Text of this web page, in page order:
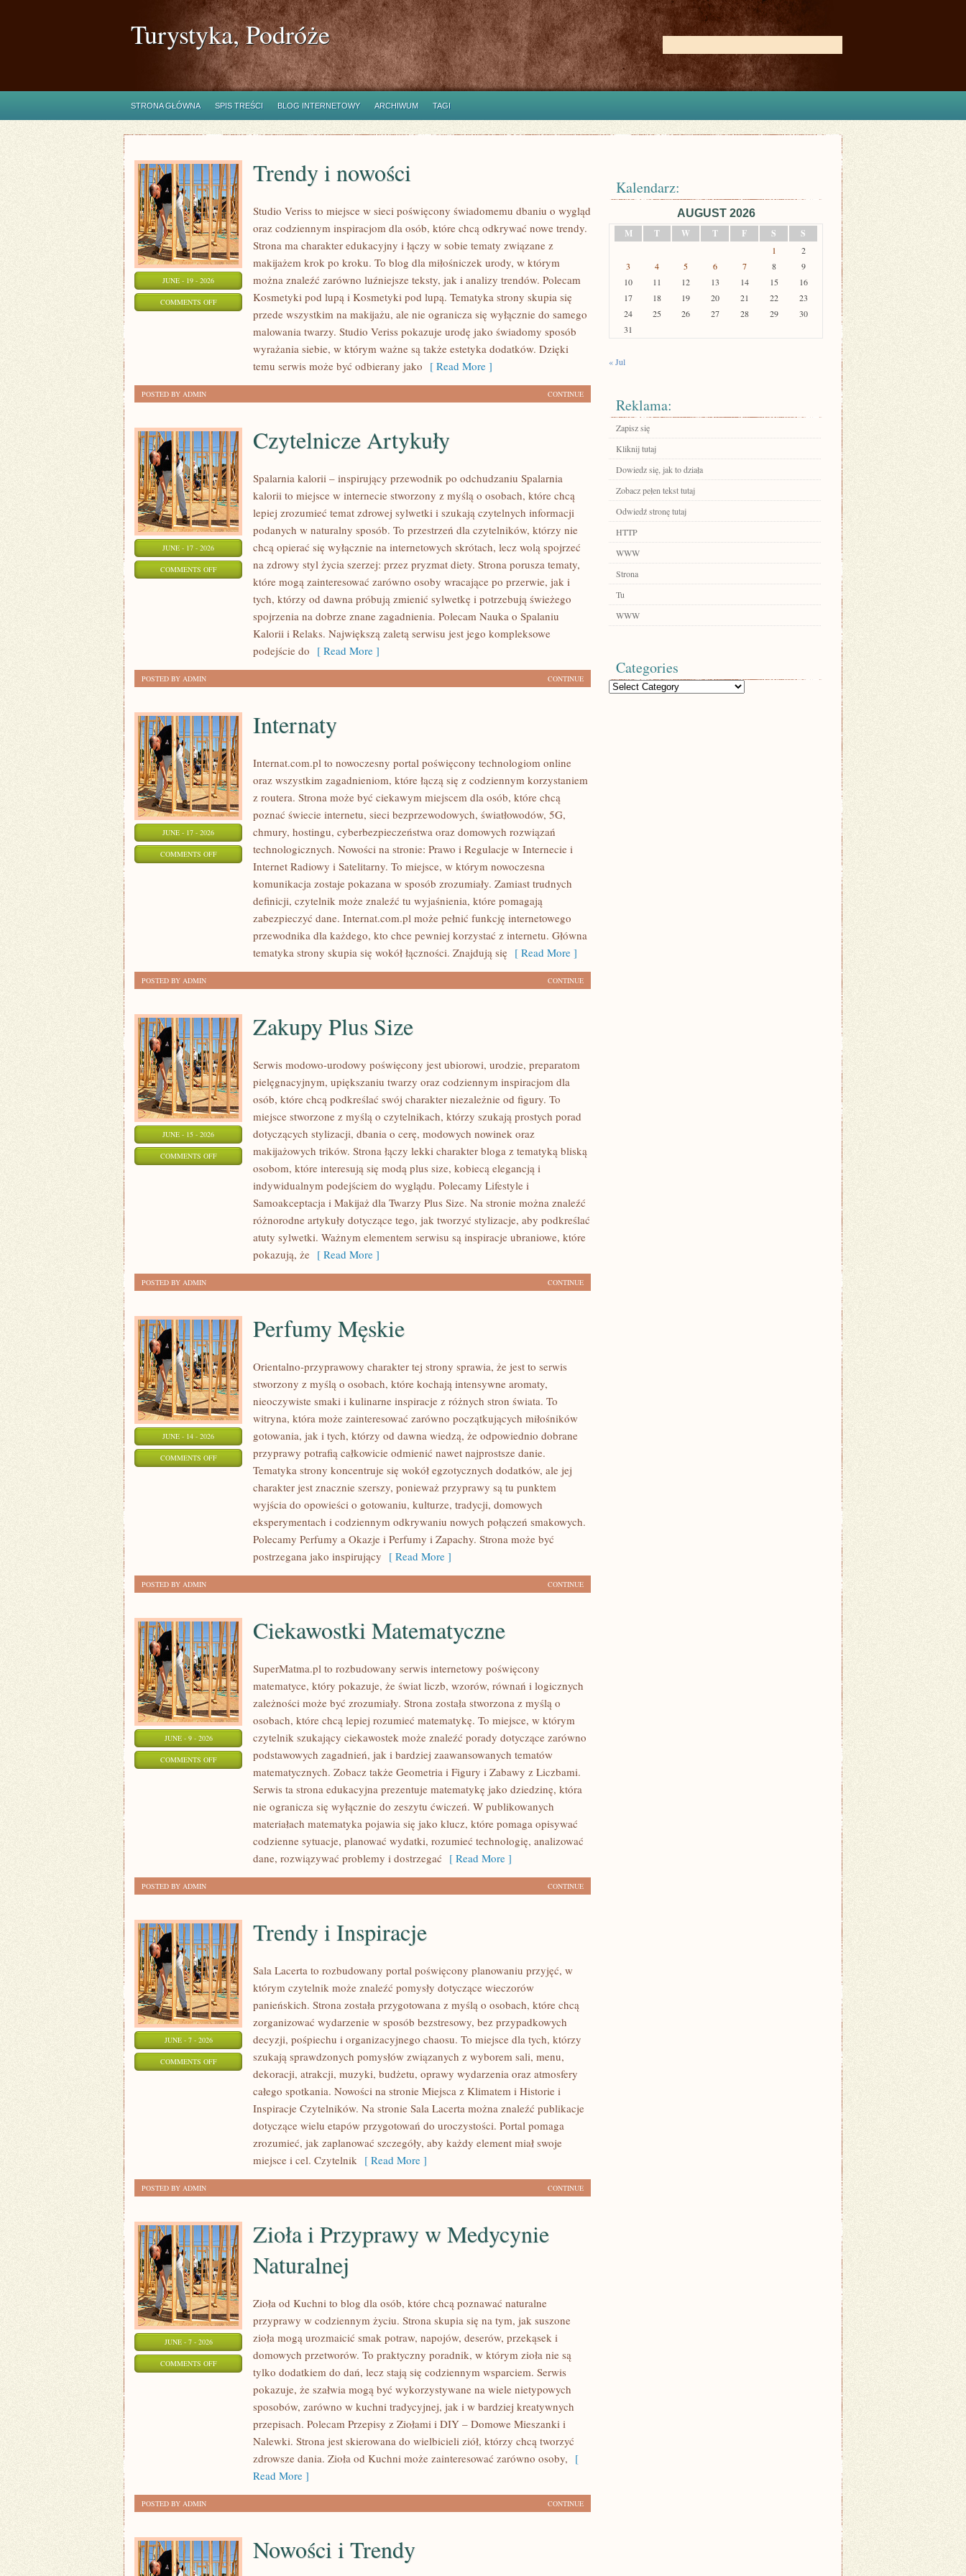
Turystyka, Podróże
STRONA GŁÓWNA SPIS TREŚCI BLOG INTERNETOWY ARCHIWUM TAGI
JUNE - 19 - 2026
COMMENTS OFFON
Trendy i nowości
Studio Veriss to miejsce w sieci poświęcony świadomemu dbaniu o wygląd
oraz codziennym inspiracjom dla osób, które chcą odkrywać nowe trendy.
Strona ma charakter edukacyjny i łączy w sobie tematy związane z
makijażem krok po kroku. To blog dla miłośniczek urody, w którym
można znaleźć zarówno luźniejsze teksty, jak i analizy trendów. Polecam
Kosmetyki pod lupą i Kosmetyki pod lupą. Tematyka strony skupia się
przede wszystkim na makijażu, ale nie ogranicza się wyłącznie do samego
malowania twarzy. Studio Veriss pokazuje urodę jako świadomy sposób
wyrażania siebie, w którym ważne są także estetyka dodatków. Dzięki
temu serwis może być odbierany jako [ Read More ]
CONTINUE
POSTED BY ADMIN
JUNE - 17 - 2026
COMMENTS OFFON
CZYTELNICZE
ARTYKUŁY
Czytelnicze Artykuły
Spalarnia kalorii – inspirujący przewodnik po odchudzaniu Spalarnia
kalorii to miejsce w internecie stworzony z myślą o osobach, które chcą
lepiej zrozumieć temat zdrowej sylwetki i szukają czytelnych informacji
podanych w naturalny sposób. To przestrzeń dla czytelników, którzy nie
chcą opierać się wyłącznie na internetowych skrótach, lecz wolą spojrzeć
na zdrowy styl życia szerzej: przez pryzmat diety. Strona porusza tematy,
które mogą zainteresować zarówno osoby wracające po przerwie, jak i
tych, którzy od dawna próbują zmienić sylwetkę i potrzebują świeżego
spojrzenia na dobrze znane zagadnienia. Polecam Nauka o Spalaniu
Kalorii i Relaks. Największą zaletą serwisu jest jego kompleksowe
podejście do [ Read More ]
CONTINUE
POSTED BY ADMIN
JUNE - 17 - 2026
COMMENTS OFFON
INTERNATY
Internaty
Internat.com.pl to nowoczesny portal poświęcony technologiom online
oraz wszystkim zagadnieniom, które łączą się z codziennym korzystaniem
z routera. Strona może być ciekawym miejscem dla osób, które chcą
poznać świecie internetu, sieci bezprzewodowych, światłowodów, 5G,
chmury, hostingu, cyberbezpieczeństwa oraz domowych rozwiązań
technologicznych. Nowości na stronie: Prawo i Regulacje w Internecie i
Internet Radiowy i Satelitarny. To miejsce, w którym nowoczesna
komunikacja zostaje pokazana w sposób zrozumiały. Zamiast trudnych
definicji, czytelnik może znaleźć tu wyjaśnienia, które pomagają
zabezpieczyć dane. Internat.com.pl może pełnić funkcję internetowego
przewodnika dla każdego, kto chce pewniej korzystać z internetu. Główna
tematyka strony skupia się wokół łączności. Znajdują się [ Read More ]
CONTINUE
POSTED BY ADMIN
JUNE - 15 - 2026
COMMENTS OFFON
Zakupy Plus Size
Serwis modowo-urodowy poświęcony jest ubiorowi, urodzie, preparatom
pielęgnacyjnym, upiększaniu twarzy oraz codziennym inspiracjom dla
osób, które chcą podkreślać swój charakter niezależnie od figury. To
miejsce stworzone z myślą o czytelnikach, którzy szukają prostych porad
dotyczących stylizacji, dbania o cerę, modowych nowinek oraz
makijażowych trików. Strona łączy lekki charakter bloga z tematyką bliską
osobom, które interesują się modą plus size, kobiecą elegancją i
indywidualnym podejściem do wyglądu. Polecamy Lifestyle i
Samoakceptacja i Makijaż dla Twarzy Plus Size. Na stronie można znaleźć
różnorodne artykuły dotyczące tego, jak tworzyć stylizacje, aby podkreślać
atuty sylwetki. Ważnym elementem serwisu są inspiracje ubraniowe, które
pokazują, że [ Read More ]
CONTINUE
POSTED BY ADMIN
JUNE - 14 - 2026
COMMENTS OFFON
Perfumy Męskie
Orientalno-przyprawowy charakter tej strony sprawia, że jest to serwis
stworzony z myślą o osobach, które kochają intensywne aromaty,
nieoczywiste smaki i kulinarne inspiracje z różnych stron świata. To
witryna, która może zainteresować zarówno początkujących miłośników
gotowania, jak i tych, którzy od dawna wiedzą, że odpowiednio dobrane
przyprawy potrafią całkowicie odmienić nawet najprostsze danie.
Tematyka strony koncentruje się wokół egzotycznych dodatków, ale jej
charakter jest znacznie szerszy, ponieważ przyprawy są tu punktem
wyjścia do opowieści o gotowaniu, kulturze, tradycji, domowych
eksperymentach i codziennym odkrywaniu nowych połączeń smakowych.
Polecamy Perfumy a Okazje i Perfumy i Zapachy. Strona może być
postrzegana jako inspirujący [ Read More ]
CONTINUE
POSTED BY ADMIN
JUNE - 9 - 2026
COMMENTS OFFON
CIEKAWOSTKI
MATEMATYCZNE
Ciekawostki Matematyczne
SuperMatma.pl to rozbudowany serwis internetowy poświęcony
matematyce, który pokazuje, że świat liczb, wzorów, równań i logicznych
zależności może być zrozumiały. Strona została stworzona z myślą o
osobach, które chcą lepiej rozumieć matematykę. To miejsce, w którym
czytelnik szukający ciekawostek może znaleźć porady dotyczące zarówno
podstawowych zagadnień, jak i bardziej zaawansowanych tematów
matematycznych. Zobacz także Geometria i Figury i Zabawy z Liczbami.
Serwis ta strona edukacyjna prezentuje matematykę jako dziedzinę, która
nie ogranicza się wyłącznie do zeszytu ćwiczeń. W publikowanych
materiałach matematyka pojawia się jako klucz, które pomaga opisywać
codzienne sytuacje, planować wydatki, rozumieć technologię, analizować
dane, rozwiązywać problemy i dostrzegać [ Read More ]
CONTINUE
POSTED BY ADMIN
JUNE - 7 - 2026
COMMENTS OFFON
INSPIRACJE
Trendy i Inspiracje
Sala Lacerta to rozbudowany portal poświęcony planowaniu przyjęć, w
którym czytelnik może znaleźć pomysły dotyczące wieczorów
panieńskich. Strona została przygotowana z myślą o osobach, które chcą
zorganizować wydarzenie w sposób bezstresowy, bez przypadkowych
decyzji, pośpiechu i organizacyjnego chaosu. To miejsce dla tych, którzy
szukają sprawdzonych pomysłów związanych z wyborem sali, menu,
dekoracji, atrakcji, muzyki, budżetu, oprawy wydarzenia oraz atmosfery
całego spotkania. Nowości na stronie Miejsca z Klimatem i Historie i
Inspiracje Czytelników. Na stronie Sala Lacerta można znaleźć publikacje
dotyczące wielu etapów przygotowań do uroczystości. Portal pomaga
zrozumieć, jak zaplanować szczegóły, aby każdy element miał swoje
miejsce i cel. Czytelnik [ Read More ]
CONTINUE
POSTED BY ADMIN
JUNE - 7 - 2026
COMMENTS OFFON
NATURALNEJ
Zioła i Przyprawy w Medycynie
Naturalnej
Zioła od Kuchni to blog dla osób, które chcą poznawać naturalne
przyprawy w codziennym życiu. Strona skupia się na tym, jak suszone
zioła mogą urozmaicić smak potraw, napojów, deserów, przekąsek i
domowych przetworów. To praktyczny poradnik, w którym zioła nie są
tylko dodatkiem do dań, lecz stają się codziennym wsparciem. Serwis
pokazuje, że szałwia mogą być wykorzystywane na wiele nietypowych
sposobów, zarówno w kuchni tradycyjnej, jak i w bardziej kreatywnych
przepisach. Polecam Przepisy z Ziołami i DIY – Domowe Mieszanki i
Nalewki. Strona jest skierowana do wielbicieli ziół, którzy chcą tworzyć
zdrowsze dania. Zioła od Kuchni może zainteresować zarówno osoby, [
Read More ]
CONTINUE
POSTED BY ADMIN
Nowości i Trendy
Kalendarz:
AUGUST 2026
M
T W T F S S
1
2
3
4 5 6 7 8
9
10
11 12 13 14 15
16
17
18 19 20 21 22
23
24
25 26 27 28 29
30
31
« Jul
Reklama:
Zapisz się
Kliknij tutaj
Dowiedz się, jak to działa
Zobacz pełen tekst tutaj
Odwiedź stronę tutaj
HTTP
WWW
Strona
Tu
WWW
Categories
Categories